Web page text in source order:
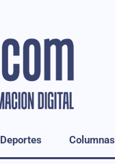
Deportes Columnas